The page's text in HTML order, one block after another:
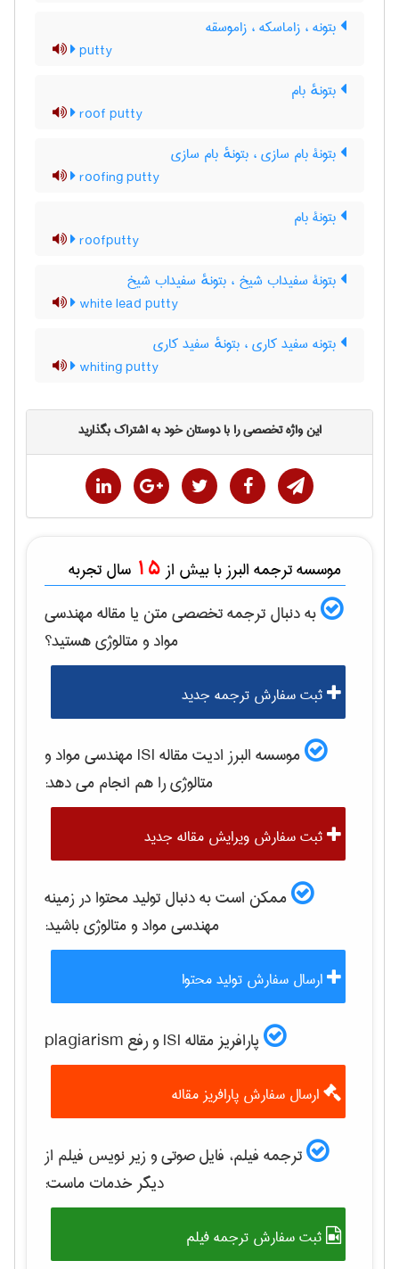
بتونه ، زاماسکه ، زاموسقه
putty
بتونهٔ بام
roof putty
بتونۀ بام سازی ، بتونهٔ بام سازی
roofing putty
بتونۀ بام
roofputty
بتونۀ سفیداب شیخ ، بتونهٔ سفیداب شیخ
white lead putty
بتونه سفید کاری ، بتونهٔ سفید کاری
whiting putty
این واژه تخصصی را با دوستان خود به اشتراک بگذارید
موسسه ترجمه البرز با بیش از 15 سال تجربه
به دنبال ترجمه تخصصی متن یا مقالهمهندسی
مواد و متالوژیهستید؟
ثبت سفارش ترجمه جدید
موسسه البرز ادیت مقاله ISI
مهندسی مواد و
متالوژیرا هم انجام می دهد:
ثبت سفارش ویرایش مقاله جدید
ممکن است به دنبال تولید محتوا در زمینه
مهندسی مواد و متالوژیباشید:
ارسال سفارش تولید محتوا
پارافریز مقاله ISI و رفع plagiarism
ارسال سفارش پارافریز مقاله
ترجمه فیلم، فایل صوتی و زیر نویس فیلم از
دیگر خدمات ماست:
ثبت سفارش ترجمه فیلم